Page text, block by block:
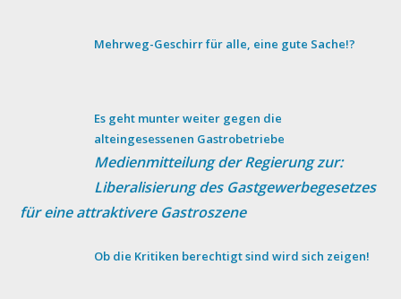
Mehrweg-Geschirr für alle, eine gute Sache!?
Es geht munter weiter gegen die
alteingesessenen Gastrobetriebe
Medienmitteilung der Regierung zur:
Liberalisierung des Gastgewerbegesetzes
für eine attraktivere Gastroszene
Ob die Kritiken berechtigt sind wird sich zeigen!